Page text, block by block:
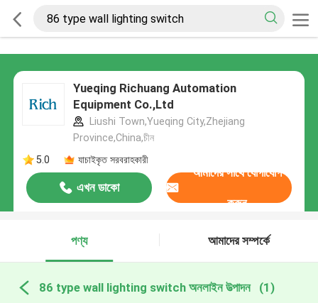
Yueqing Richuang Automation
Equipment Co.,Ltd
Liushi Town,Yueqing City,Zhejiang
Province,China,চীন
5.0
যাচাইকৃত সরবরাহকারী
এখন ডাকো
আমাদের সাথে যোগাযোগ
করুন
পণ্য আমাদের সম্পর্কে
86 type wall lighting switch অনলাইন উত্পাদন (1)